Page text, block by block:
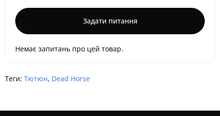
Задати питання
Немає запитань про цей товар.
Теги: Тютюн, Dead Horse